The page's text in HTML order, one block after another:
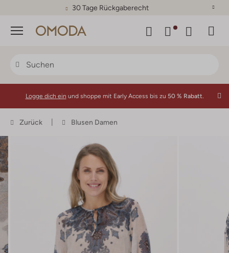
30 Tage Rückgaberecht
Menü
Logge dich ein und shoppe mit Early Access bis zu 50 % Rabatt.
Zurück Blusen Damen